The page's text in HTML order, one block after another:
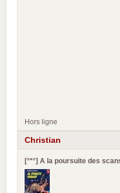
Hors ligne
Christian
[°*°] A la poursuite des